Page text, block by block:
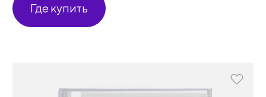
Где купить